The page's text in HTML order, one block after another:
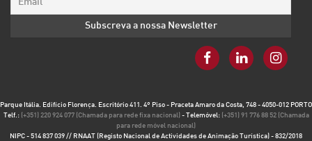
Parque Itália. Edifício Florença. Escritório 411. 4º Piso - Praceta Amaro da Costa, 748 - 4050-012 PORTO
Telf.: (+351) 220 924 077 (Chamada para rede fixa nacional) - Telemóvel: (+351) 91 776 88 52 (Chamada
para rede móvel nacional)
NIPC - 514 837 039 // RNAAT (Registo Nacional de Actividades de Animação Turística) - 832/2018